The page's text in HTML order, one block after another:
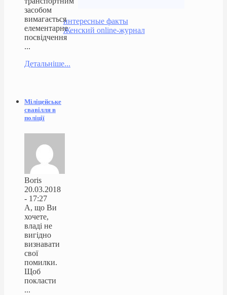
интересные факты
Женский online-журнал
засобом
вимагається
елементарне
посвідчення
...
Детальніше...
Міліцейське
свавілля в
поліції
Boris
20.03.2018
- 17:27
А, що Ви
хочете,
владі не
вигідно
визнавати
свої
помилки.
Щоб
покласти
...